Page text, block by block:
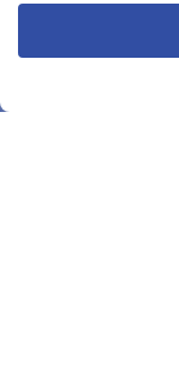
© VBL 2026